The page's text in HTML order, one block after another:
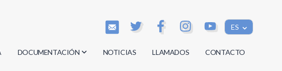
ES
DOCUMENTACIÓN NOTICIAS LLAMADOS CONTACTO